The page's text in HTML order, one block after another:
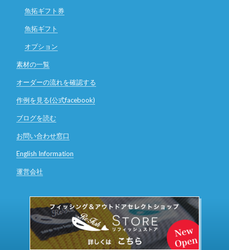
魚拓ギフト券
魚拓ギフト
オプション
素材の一覧
オーダーの流れを確認する
作例を見る(公式facebook)
ブログを読む
お問い合わせ窓口
English Information
運営会社